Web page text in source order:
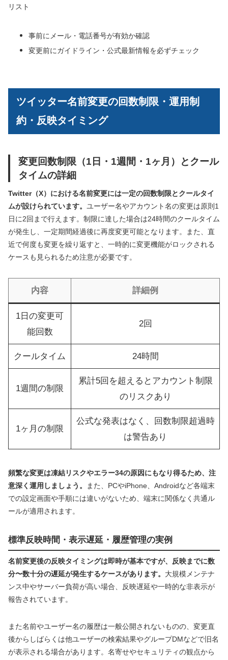
リスト
事前にメール・電話番号が有効か確認
変更前にガイドライン・公式最新情報を必ずチェック
ツイッター名前変更の回数制限・運用制
約・反映タイミング
変更回数制限（1日・1週間・1ヶ月）とクール
タイムの詳細
Twitter（X）における名前変更には一定の回数制限とクールタイ
ムが設けられています。 ユーザー名やアカウント名の変更は原則1
日に2回まで行えます。制限に達した場合は24時間のクールタイム
が発生し、一定期間経過後に再度変更可能となります。また、直
近で何度も変更を繰り返すと、一時的に変更機能がロックされる
ケースも見られるため注意が必要です。
内容 詳細例
1日の変更可
能回数
2回
クールタイム 24時間
1週間の制限
累計5回を超えるとアカウント制限
のリスクあり
1ヶ月の制限
公式な発表はなく、回数制限超過時
は警告あり
頻繁な変更は凍結リスクやエラー34の原因にもなり得るため、注
意深く運用しましょう。
また、PCやiPhone、Androidなど各端末
での設定画面や手順には違いがないため、端末に関係なく共通ル
ールが適用されます。
標準反映時間・表示遅延・履歴管理の実例
名前変更後の反映タイミングは即時が基本ですが、反映までに数
分〜数十分の遅延が発生するケースがあります。 大規模メンテナ
ンス中やサーバー負荷が高い場合、反映遅延や一時的な非表示が
報告されています。
また名前やユーザー名の履歴は一般公開されないものの、変更直
後からしばらくは他ユーザーの検索結果やグループDMなどで旧名
が表示される場合があります。名寄せやセキュリティの観点から